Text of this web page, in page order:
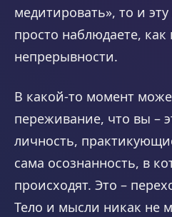
медитировать», то и
просто наблюдаете,
непрерывности.
В какой-то момент
переживание, что вы –
личность,
сама осознанность, в
происходят. Это –
Тело и мысли никак не